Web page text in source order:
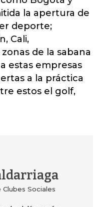
la apertura de
deporte;
Cali,
de la sabana
estas empresas
a la práctica
estos el golf,
Clubes Sociales